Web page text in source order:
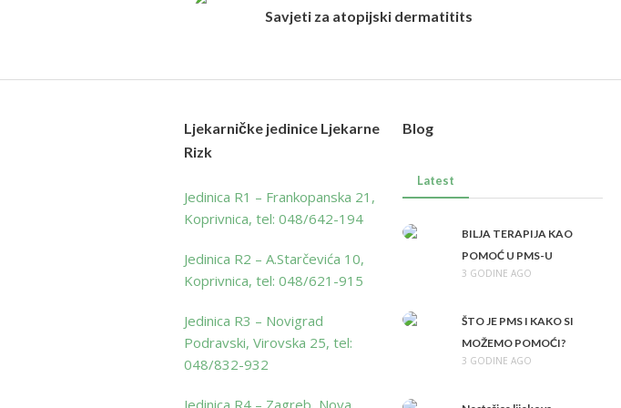
Savjeti za atopijski dermatitits
Ljekarničke jedinice Ljekarne
Rizk
Jedinica R1 – Frankopanska 21,
Koprivnica, tel: 048/642-194
Jedinica R2 – A.Starčevića 10,
Koprivnica, tel: 048/621-915
Jedinica R3 – Novigrad
Podravski, Virovska 25, tel:
048/832-932
Jedinica R4 – Zagreb, Nova
Blog
Latest
BILJA TERAPIJA KAO
POMOĆ U PMS-U
3 GODINE AGO
ŠTO JE PMS I KAKO SI
MOŽEMO POMOĆI?
3 GODINE AGO